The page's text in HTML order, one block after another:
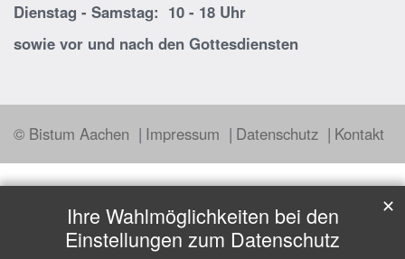
Dienstag - Samstag: 10 - 18 Uhr
sowie vor und nach den Gottesdiensten
© Bistum Aachen Impressum Datenschutz Kontakt
Ihre Wahlmöglichkeiten bei den
Einstellungen zum Datenschutz
✕